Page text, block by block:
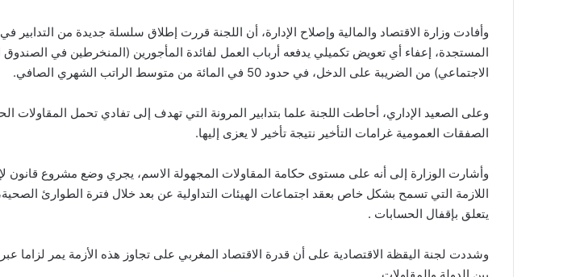
وأفادت وزارة الاقتصاد والمالية وإصلاح الإدارة، أن اللجنة قررت إطلاق سلسلة جديدة من التدابير
المستجدة، إعفاء أي تعويض تكميلي يدفعه أرباب العمل لفائدة المأجورين (المنخرطين في
الاجتماعي) من الضريبة على الدخل، في حدود 50 في المائة من متوسط ​​الراتب الشهري الصافي.
وعلى الصعيد الإداري، أحاطت اللجنة علما بتدابير المرونة التي تهدف إلى تفادي تحمل المقاولات
الصفقات العمومية غرامات التأخير نتيجة تأخير لا يعزى إليها.
وأشارت الوزارة إلى أنه على مستوى حكامة المقاولات المجهولة الاسم، يجري وضع مشروع قانون
اللازمة التي تسمح بشكل خاص بعقد اجتماعات الهيئات التداولية عن بعد خلال فترة الطوارئ
يتعلق بإقفال الحسابات .
وشددت لجنة اليقظة الاقتصادية على أن قدرة الاقتصاد المغربي على تجاوز هذه الأزمة يمر لزاما عبر